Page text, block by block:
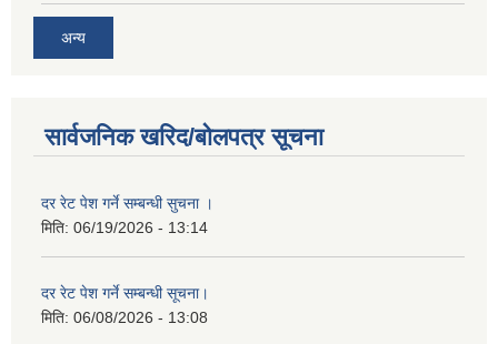
अन्य
सार्वजनिक खरिद/बोलपत्र सूचना
दर रेट पेश गर्ने सम्बन्धी सुचना ।
मिति: 06/19/2026 - 13:14
दर रेट पेश गर्ने सम्बन्धी सूचना।
मिति: 06/08/2026 - 13:08